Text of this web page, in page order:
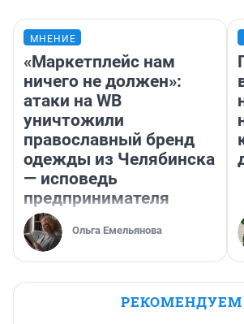
МНЕНИЕ
«Маркетплейс нам
ничего не должен»:
атаки на WB
уничтожили
православный бренд
одежды из Челябинска
— исповедь
предпринимателя
Ольга Емельянова
РЕКОМЕНДУЕМ